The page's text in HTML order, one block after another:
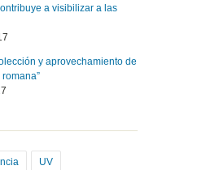
a visibilizar a las
y aprovechamiento de
UV